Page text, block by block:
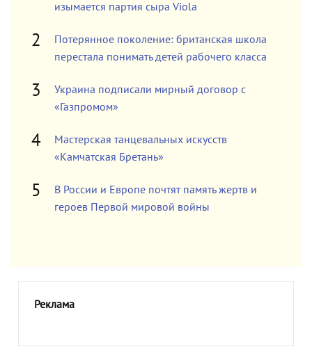
изымается партия сыра Viola
Потерянное поколение: британская школа
перестала понимать детей рабочего класса
Украина подписали мирный договор с
«Газпромом»
Мастерская танцевальных искусств
«Камчатская Бретань»
В России и Европе почтят память жертв и
героев Первой мировой войны
Реклама